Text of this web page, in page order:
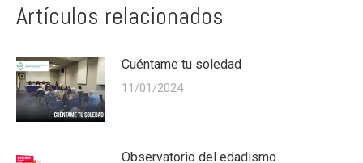
Artículos relacionados
Cuéntame tu soledad
11/01/2024
Observatorio del edadismo